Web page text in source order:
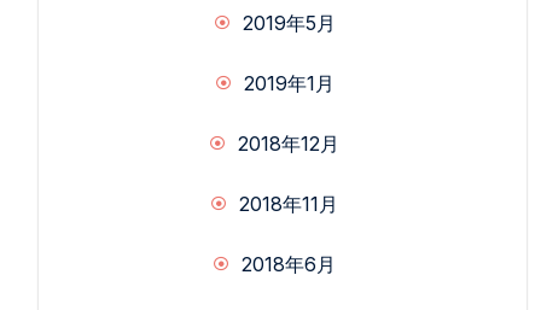
2019年5月
2019年1月
2018年12月
2018年11月
2018年6月